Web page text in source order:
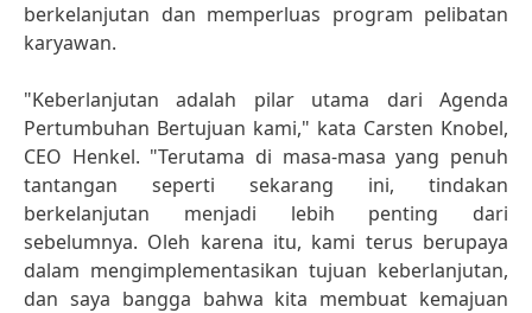
berkelanjutan dan memperluas program pelibatan
karyawan.
"Keberlanjutan adalah pilar utama dari Agenda
Pertumbuhan Bertujuan kami," kata Carsten Knobel,
CEO Henkel. "Terutama di masa-masa yang penuh
tantangan seperti sekarang ini, tindakan
berkelanjutan menjadi lebih penting dari
sebelumnya. Oleh karena itu, kami terus berupaya
dalam mengimplementasikan tujuan keberlanjutan,
dan saya bangga bahwa kita membuat kemajuan